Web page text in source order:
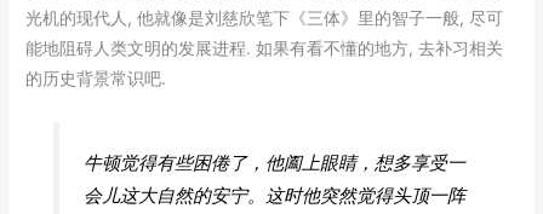
光机的现代人, 他就像是刘慈欣笔下《三体》里的智子一般, 尽可
能地阻碍人类文明的发展进程. 如果有看不懂的地方, 去补习相关
的历史背景常识吧.
牛顿觉得有些困倦了，他阖上眼睛，想多享受一
会儿这大自然的安宁。这时他突然觉得头顶一阵